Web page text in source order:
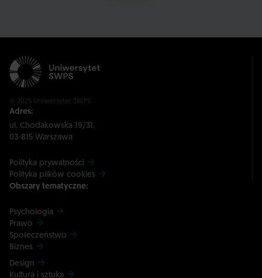
© 2025 Uniwersytet SWPS
Adres:
ul. Chodakowska 19/31,
03-815 Warszawa
Polityka prywatności
Polityka plików cookies
Obszary tematyczne:
Psychologia
Prawo
Społeczeństwo
Biznes
Design
Kultura i sztuka